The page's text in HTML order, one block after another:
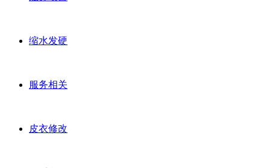
缩水发硬
服务相关
皮衣修改